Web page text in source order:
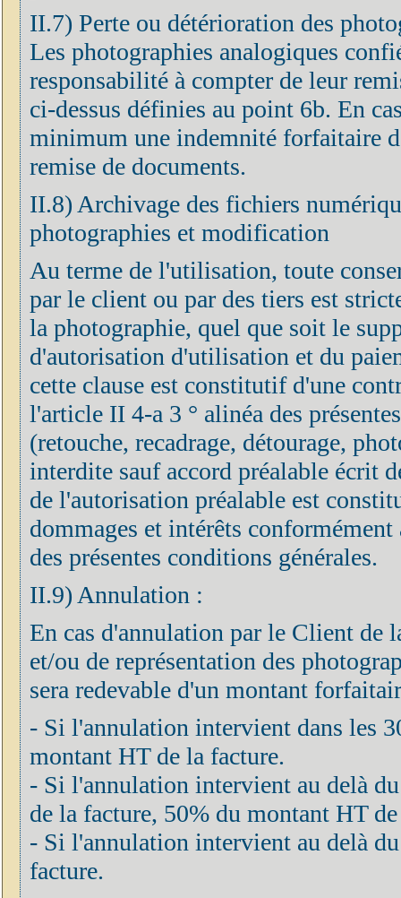
II.7) Perte ou détérioration des
Les photographies analogiques
responsabilité à compter de leur
ci-dessus définies au point 6b. En
minimum une indemnité forfaitaire
remise de documents.
II.8) Archivage des fichiers
photographies et modification
Au terme de l'utilisation, toute
par le client ou par des tiers est
la photographie, quel que soit le
d'autorisation d'utilisation et du
cette clause est constitutif d'une
l'article II 4-a 3 ° alinéa des
(retouche, recadrage, détourage,
interdite sauf accord préalable écrit
de l'autorisation préalable est
dommages et intérêts
des présentes conditions générales.
II.9) Annulation :
En cas d'annulation par le Client de
et/ou de représentation des
sera redevable d'un montant
- Si l'annulation intervient dans les
montant HT de la facture.
- Si l'annulation intervient au delà
de la facture, 50% du montant HT
- Si l'annulation intervient au delà
facture.